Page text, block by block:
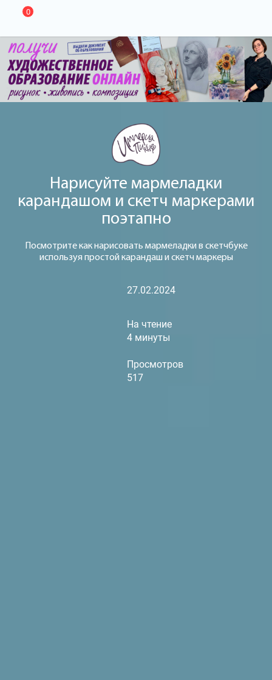
0
Нарисуйте мармеладки
карандашом и скетч маркерами
поэтапно
Посмотрите как нарисовать мармеладки в скетчбуке
используя простой карандаш и скетч маркеры
27.02.2024
На чтение
4 минуты
Просмотров
517